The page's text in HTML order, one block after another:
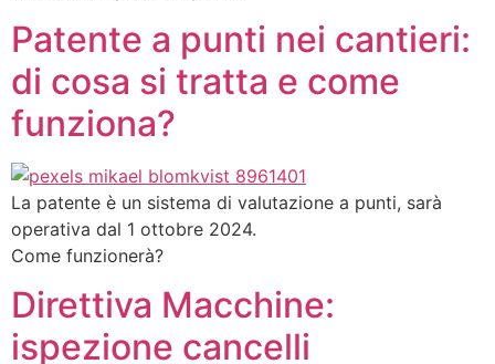
Patente a punti nei cantieri:
di cosa si tratta e come
funziona?
La patente è un sistema di valutazione a punti, sarà
operativa dal 1 ottobre 2024.
Come funzionerà?
Direttiva Macchine:
ispezione cancelli